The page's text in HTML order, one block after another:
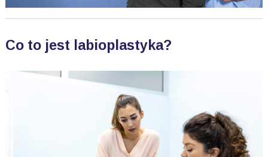
Co to jest labioplastyka?